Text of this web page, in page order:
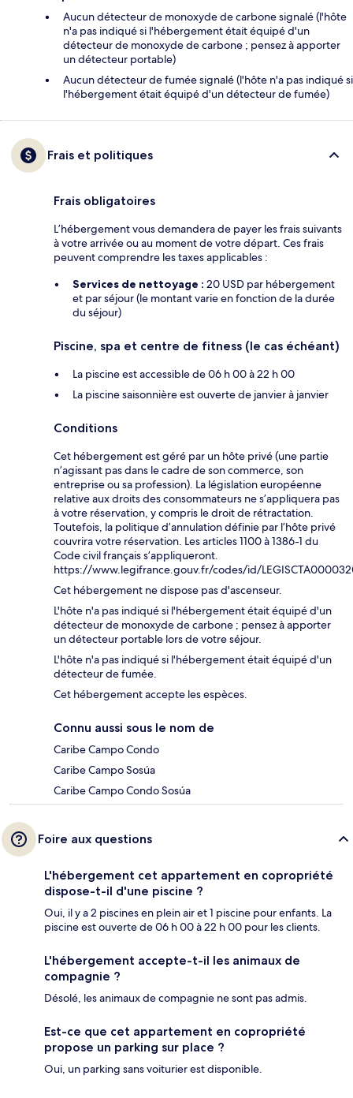
Aucun détecteur de monoxyde de carbone signalé (l'hôte
n'a pas indiqué si l'hébergement était équipé d'un
détecteur de monoxyde de carbone ; pensez à apporter
un détecteur portable)
Aucun détecteur de fumée signalé (l'hôte n'a pas indiqué si
l'hébergement était équipé d'un détecteur de fumée)
Frais et politiques
Frais obligatoires
L’hébergement vous demandera de payer les frais suivants
à votre arrivée ou au moment de votre départ. Ces frais
peuvent comprendre les taxes applicables :
Services de nettoyage : 20 USD par hébergement
et par séjour (le montant varie en fonction de la durée
du séjour)
Piscine, spa et centre de fitness (le cas échéant)
La piscine est accessible de 06 h 00 à 22 h 00
La piscine saisonnière est ouverte de janvier à janvier
Conditions
Cet hébergement est géré par un hôte privé (une partie
n’agissant pas dans le cadre de son commerce, son
entreprise ou sa profession). La législation européenne
relative aux droits des consommateurs ne s’appliquera pas
à votre réservation, y compris le droit de rétractation.
Toutefois, la politique d’annulation définie par l’hôte privé
couvrira votre réservation. Les articles 1100 à 1386-1 du
Code civil français s’appliqueront.
https://www.legifrance.gouv.fr/codes/id/
Cet hébergement ne dispose pas d'ascenseur.
L'hôte n'a pas indiqué si l'hébergement était équipé d'un
détecteur de monoxyde de carbone ; pensez à apporter
un détecteur portable lors de votre séjour.
L'hôte n'a pas indiqué si l'hébergement était équipé d'un
détecteur de fumée.
Cet hébergement accepte les espèces.
Connu aussi sous le nom de
Caribe Campo Condo
Caribe Campo Sosúa
Caribe Campo Condo Sosúa
Foire aux questions
L'hébergement cet appartement en copropriété
dispose-t-il d'une piscine ?
Oui, il y a 2 piscines en plein air et 1 piscine pour enfants. La
piscine est ouverte de 06 h 00 à 22 h 00 pour les clients.
L'hébergement accepte-t-il les animaux de
compagnie ?
Désolé, les animaux de compagnie ne sont pas admis.
Est-ce que cet appartement en copropriété
propose un parking sur place ?
Oui, un parking sans voiturier est disponible.